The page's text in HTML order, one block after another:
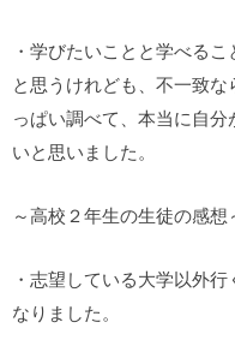
・学びたいことと学べる
と思うけれども、不一致
っぱい調べて、本当に自
いと思いました。
～高校２年生の生徒の感想
・志望している大学以外
なりました。